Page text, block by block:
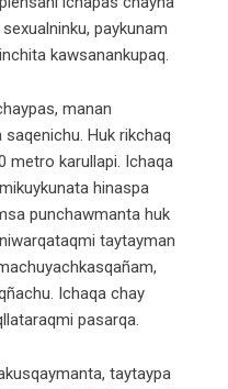
paykunam
kawsanankupaq.
manan
Huk rikchaq
metro karullapi. Ichaqa
hinaspa
punchawmanta huk
taytayman
Ichaqa chay
pasarqa.
taytaypa